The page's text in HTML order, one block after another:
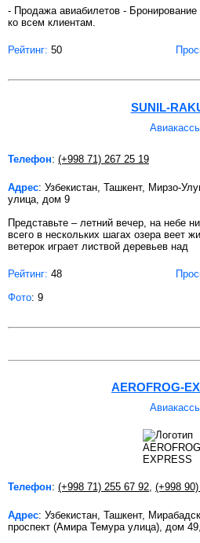
- Продажа авиабилетов - Бронирование
ко всем клиентам.
Рейтинг: 50
SUNIL-
Телефон: (+998 71) 267 25 19
Адрес: Узбекистан, Ташкент, Мирзо-
улица, дом 9
Представьте – летний вечер, на небе
всего в нескольких шагах озера веет
ветерок играет листвой деревьев над
Рейтинг: 48
Фото: 9
AEROFROG-
Телефон: (+998 71) 255 67 92 (+998
Адрес: Узбекистан, Ташкент,
проспект (Амира Темура улица), дом